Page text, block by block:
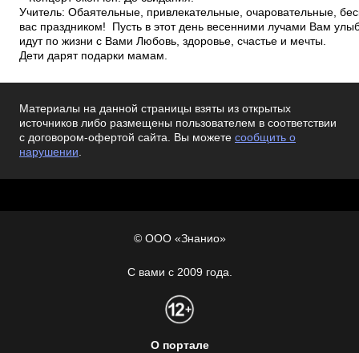
Материалы на данной страницы взяты из открытых
источников либо размещены пользователем в соответствии
с договором-офертой сайта. Вы можете сообщить о
нарушении.
© ООО «Знанио»
С вами с 2009 года.
О портале